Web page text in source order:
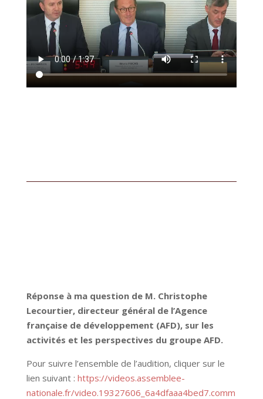
Réponse à ma question de M. Christophe
Lecourtier, directeur général de l’Agence
française de développement (AFD), sur les
activités et les perspectives du groupe AFD.
Pour suivre l’ensemble de l’audition, cliquer sur le
lien suivant : https://videos.assemblee-
nationale.fr/video.19327606_6a4dfaaa4bed7.comm